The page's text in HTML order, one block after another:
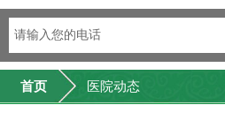
首页 医院动态